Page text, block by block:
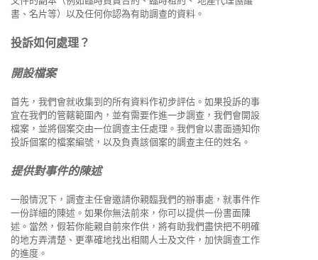
書、名片等）以及任何你認為有助調查的資料。
投訴如何處理？
開設檔案
首先，我們會就收集到的所有資料作初步評估。如果投訴的事
宜在我們的管轄範圍內，並有需要作進一步調查，我們會開設
檔案，並將個案交由一位調查主任處理。我們會以書面通知你
投訴個案的檔案編號，以及負責該個案的調查主任的姓名。
提供對事件的陳述
一般情況下，調查主任會邀請你親臨我們的辦事處，就事件作
一份詳細的陳述。如果你無法前來，你可以提供一份書面陳
述。當然，假若你能親自前來作供，將有助我們盡快把不明確
的地方弄清楚、更準確地找出相關人士及文件，加快調查工作
的進度。